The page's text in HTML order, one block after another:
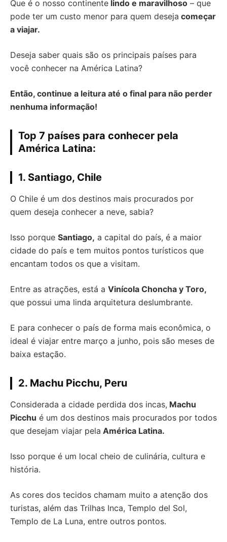
Que é o nosso continente lindo e maravilhoso – que
pode ter um custo menor para quem deseja começar
a viajar.
Deseja saber quais são os principais países para
você conhecer na América Latina?
Então, continue a leitura até o final para não perder
nenhuma informação!
Top 7 países para conhecer pela
América Latina:
1. Santiago, Chile
O Chile é um dos destinos mais procurados por
quem deseja conhecer a neve, sabia?
Isso porque Santiago, a capital do país, é a maior
cidade do país e tem muitos pontos turísticos que
encantam todos os que a visitam.
Entre as atrações, está a Vinícola Choncha y Toro,
que possui uma linda arquitetura deslumbrante.
E para conhecer o país de forma mais econômica, o
ideal é viajar entre março a junho, pois são meses de
baixa estação.
2. Machu Picchu, Peru
Considerada a cidade perdida dos incas, Machu
Picchu é um dos destinos mais procurados por todos
que desejam viajar pela América Latina.
Isso porque é um local cheio de culinária, cultura e
história.
As cores dos tecidos chamam muito a atenção dos
turistas, além das Trilhas Inca, Templo del Sol,
Templo de La Luna, entre outros pontos.